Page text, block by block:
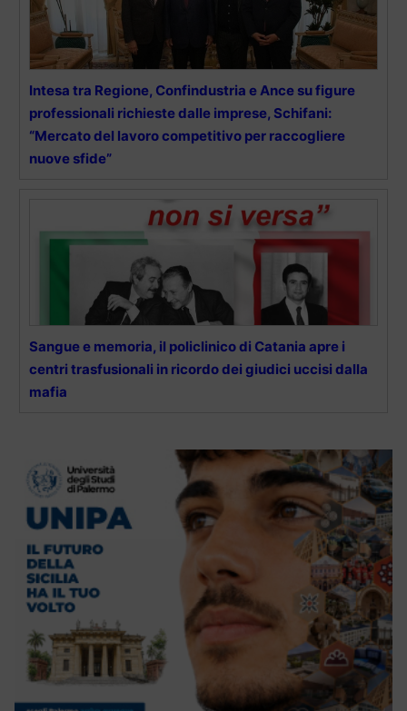
Intesa tra Regione, Confindustria e Ance su figure
professionali richieste dalle imprese, Schifani:
“Mercato del lavoro competitivo per raccogliere
nuove sfide”
Sangue e memoria, il policlinico di Catania apre i
centri trasfusionali in ricordo dei giudici uccisi dalla
mafia